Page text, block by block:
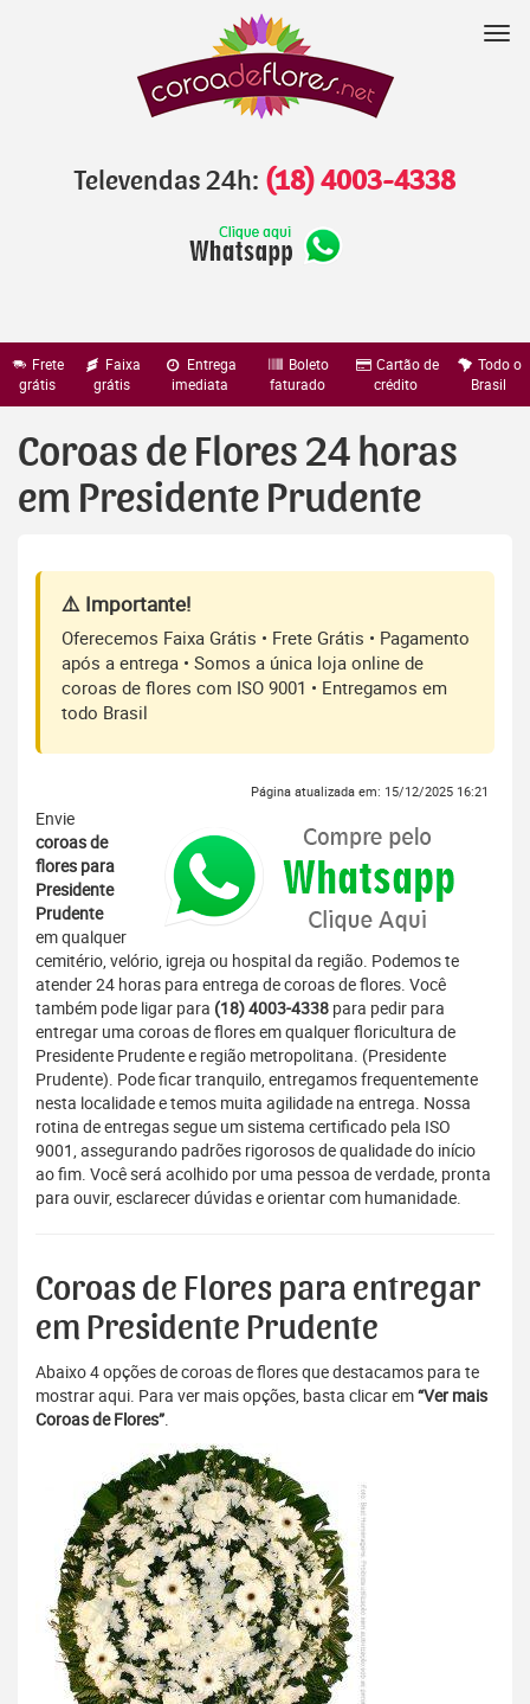
Televendas 24h: (18) 4003-4338
Frete
grátis
Faixa
grátis
Entrega
imediata
Boleto
faturado
Cartão de
crédito
Todo o
Brasil
Coroas de Flores 24 horas
em Presidente Prudente
⚠️ Importante!
Oferecemos Faixa Grátis • Frete Grátis • Pagamento
após a entrega • Somos a única loja online de
coroas de flores com ISO 9001 • Entregamos em
todo Brasil
Página atualizada em: 15/12/2025 16:21
Envie
coroas de
flores para
Presidente
Prudente
em qualquer
cemitério, velório, igreja ou hospital da região. Podemos te
atender 24 horas para entrega de coroas de flores. Você
também pode ligar para (18) 4003-4338 para pedir para
entregar uma coroas de flores em qualquer floricultura de
Presidente Prudente e região metropolitana. (Presidente
Prudente). Pode ficar tranquilo, entregamos frequentemente
nesta localidade e temos muita agilidade na entrega. Nossa
rotina de entregas segue um sistema certificado pela ISO
9001, assegurando padrões rigorosos de qualidade do início
ao fim. Você será acolhido por uma pessoa de verdade, pronta
para ouvir, esclarecer dúvidas e orientar com humanidade.
Coroas de Flores para entregar
em Presidente Prudente
Abaixo 4 opções de coroas de flores que destacamos para te
mostrar aqui. Para ver mais opções, basta clicar em“Ver mais
Coroas de Flores”.